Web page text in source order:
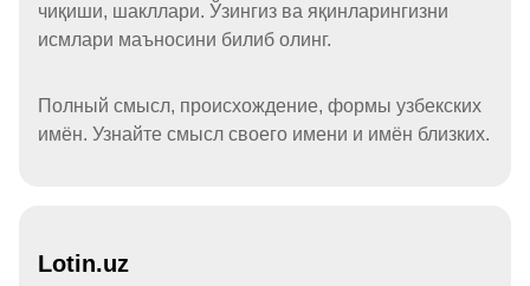
чиқиши, шакллари. Ўзингиз ва яқинларингизни
исмлари маъносини билиб олинг.
Полный смысл, происхождение, формы узбекских
имён. Узнайте смысл своего имени и имён близких.
Lotin.uz